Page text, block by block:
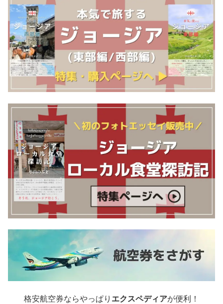
格安航空券ならやっぱり エクスペディアが便利！